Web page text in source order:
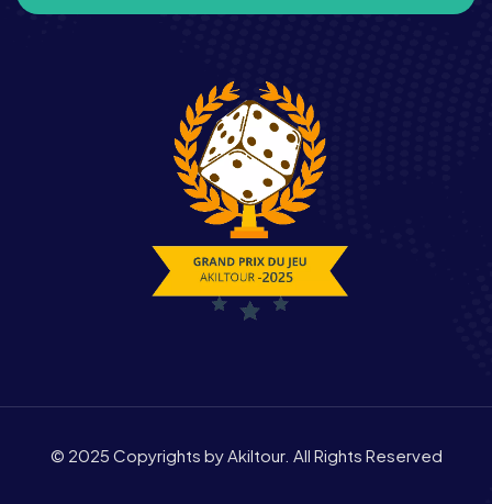
© 2025 Copyrights by Akiltour. All Rights Reserved